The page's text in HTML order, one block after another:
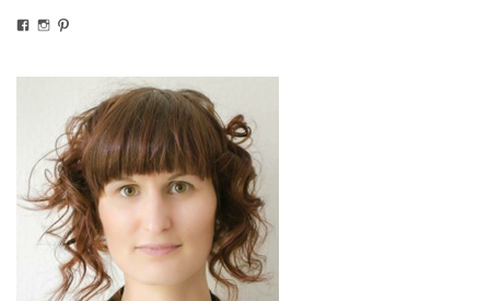
PROFIL
FACEBOOK
PROFIL
INSTAGRAM
ANZEIGEN
PINTEREST
ANZEIGEN